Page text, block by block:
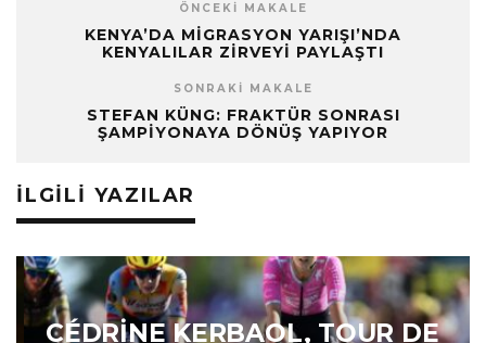
ÖNCEKI MAKALE
KENYA’DA MIGRASYON YARIŞI’NDA
KENYALILAR ZIRVEYI PAYLAŞTI
SONRAKI MAKALE
STEFAN KÜNG: FRAKTÜR SONRASI
ŞAMPIYONAYA DÖNÜŞ YAPIYOR
İLGILI YAZILAR
CÉDRINE KERBAOL, TOUR DE